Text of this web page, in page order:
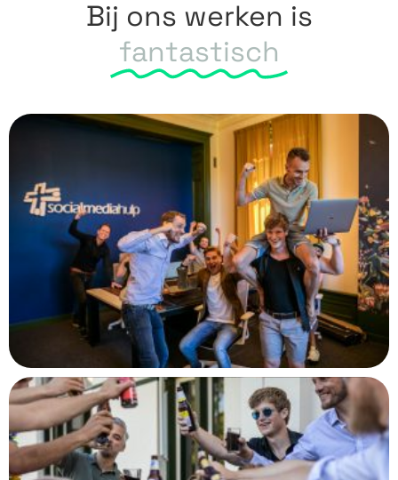
Bij ons werken is
fantastisch